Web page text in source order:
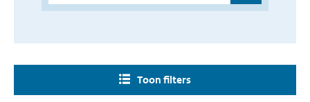
Toon filters